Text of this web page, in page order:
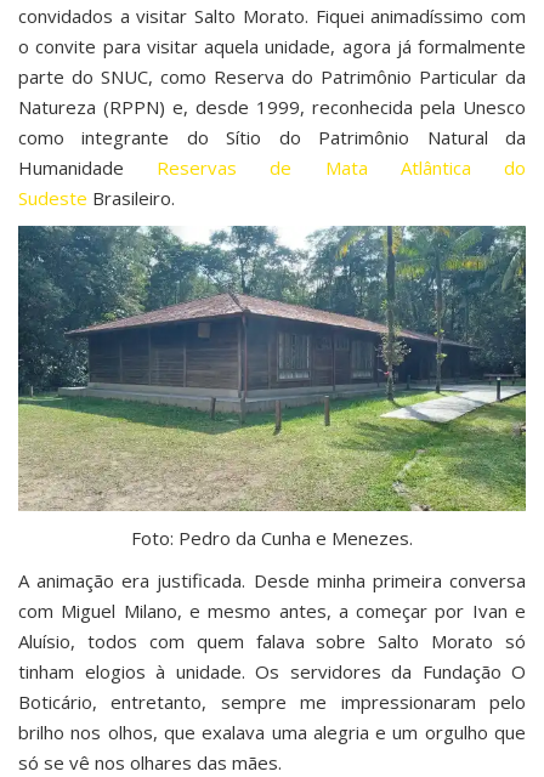
convidados a visitar Salto Morato. Fiquei animadíssimo com
o convite para visitar aquela unidade, agora já formalmente
parte do SNUC, como Reserva do Patrimônio Particular da
Natureza (RPPN) e, desde 1999, reconhecida pela Unesco
como integrante do Sítio do Patrimônio Natural da
Humanidade
Reservas de Mata Atlântica do
Sudeste Brasileiro.
Foto: Pedro da Cunha e Menezes.
A animação era justificada. Desde minha primeira conversa
com Miguel Milano, e mesmo antes, a começar por Ivan e
Aluísio, todos com quem falava sobre Salto Morato só
tinham elogios à unidade. Os servidores da Fundação O
Boticário, entretanto, sempre me impressionaram pelo
brilho nos olhos, que exalava uma alegria e um orgulho que
só se vê nos olhares das mães.